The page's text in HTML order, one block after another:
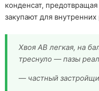
конденсат,
закупают для
Хвоя АВ легкая, на
треснуло — пазы
— частный